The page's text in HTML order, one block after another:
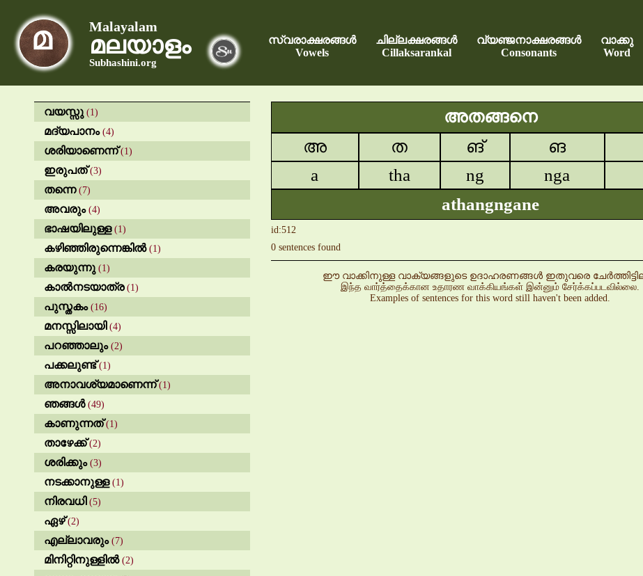
Malayalam
മലയാളം
Subhashini.org
സ്വരാക്ഷരങ്ങൾ
Vowels
ചില്ലക്ഷരങ്ങൾ
Cillaksarankal
വ്യഞ്ജനാക്ഷരങ്ങൾ
Consonants
വാക്കു
Word
വയസ്സു (1)
മദ്യപാനം(4)
ശരിയാണെന്ന്(1)
ഇരുപത്(3)
തന്നെ(7)
അവരും(4)
ഭാഷയിലുള്ള(1)
കഴിഞ്ഞിരുന്നെങ്കിൽ(1)
കരയുന്നു (1)
കാൽനടയാത്ര(1)
പുസ്തകം(16)
മനസ്സിലായി (4)
പറഞ്ഞാലും(2)
പക്കലുണ്ട്(1)
അനാവശ്യമാണെന്ന്(1)
ഞങ്ങൾ(49)
കാണുന്നത്(1)
താഴേക്ക്(2)
ശരിക്കും(3)
നടക്കാനുള്ള(1)
നിരവധി (5)
ഏഴ്(2)
എല്ലാവരും(7)
മിനിറ്റിനുള്ളിൽ(2)
അതങ്ങനെ
അ
ത ങ് ങ
a
tha ng nga
athangngane
id:512
0 sentences found
ഈ വാക്കിനുള്ള വാക്യങ്ങളുടെ ഉദാഹരണങ്ങൾ ഇതുവരെ
இந்த வார்த்தைக்கான உதாரண வாக்கியங்கள் இன்னும் சேர்க்கப்படவில்லை.
Examples of sentences for this word still haven't been added.